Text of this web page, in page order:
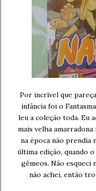
Por incrível que
infância foi o
leu a coleção toda. Eu
mais velha
na época não prendia
última edição, quando
gêmeos. Não esqueci
não achei, então